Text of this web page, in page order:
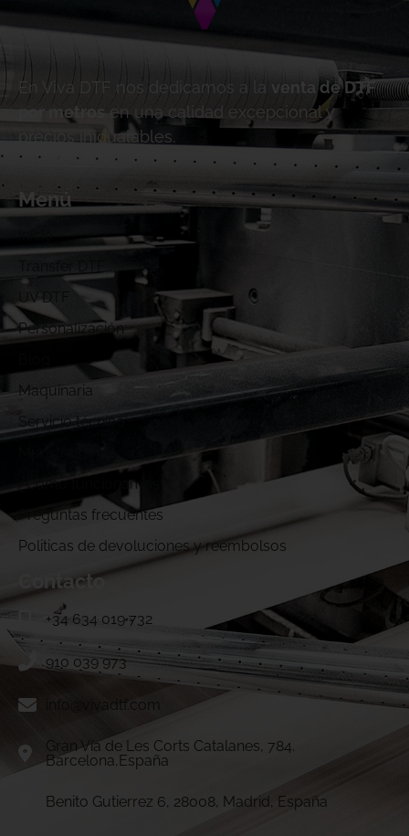
En Viva DTF nos dedicamos a la
venta de DTF
por metros
en una calidad excepcional y
precios inigualables.
Menú
UV DTF
Personalización
Maquinaria
Servicio técnico
¿Cómo funcionamos?
Preguntas frecuentes
Politicas de devoluciones y reembolsos
Contacto
+34 634 019 732
910 039 973
info@vivadtf.com
Gran Vía de Les Corts Catalanes, 784.
Barcelona,España
Benito Gutierrez 6, 28008, Madrid, España